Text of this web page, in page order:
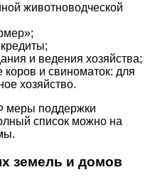
животноводческой
и ведения хозяйства;
и свиноматок: для
хозяйство.
меры поддержки
список можно на
земель и домов